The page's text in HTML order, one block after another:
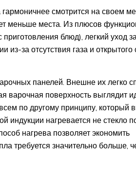
гармоничнее смотрится на своем
меньше места. Из плюсов
блюд), легкий уход за
из-за отсутствия газа и открытого
панелей. Внешне их легко
варочная поверхность выглядит
по другому принципу, который
индукции нагревается не стекло
нагрева позволяет экономить
требуется значительно больше,